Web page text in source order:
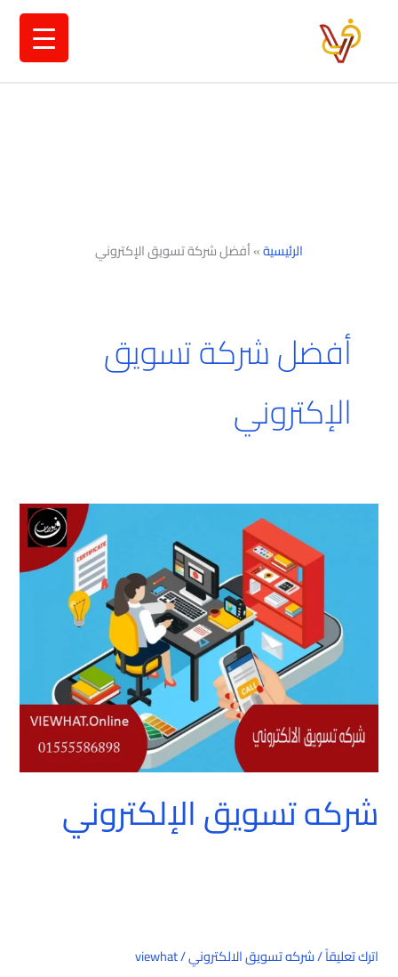
الرئيسية»أفضل شركة تسويق الإكتروني
أفضل شركة تسويق
الإكتروني
شركه تسويق الإلكتروني
اترك تعليقاً/شركه تسويق الالكتروني/
viewhat
الإلكتروني